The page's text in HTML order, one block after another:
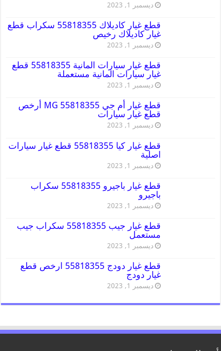
ديسمبر 1, 2023
قطع غيار كاديلاك 55818355 سكراب قطع
غيار كاديلاك رخيص
ديسمبر 1, 2023
قطع غيار سيارات المانية 55818355 قطع
غيار سيارات المانية مستعملة
ديسمبر 1, 2023
قطع غيار أم جي MG 55818355 أرخص
قطع غيار سيارات
ديسمبر 1, 2023
قطع غيار كيا 55818355 قطع غيار سيارات
اصلية
ديسمبر 1, 2023
قطع غيار باجيرو 55818355 سكراب
باجيرو
ديسمبر 1, 2023
قطع غيار جيب 55818355 سكراب جيب
مستعمل
ديسمبر 1, 2023
قطع غيار دودج 55818355 ارخص قطع
غيار دودج
ديسمبر 1, 2023